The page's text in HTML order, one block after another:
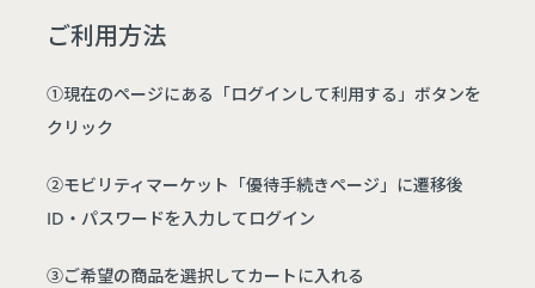
ご利用方法
①現在のページにある「ログインして利用する」ボタンを
クリック
②モビリティマーケット「優待手続きページ」に遷移後
ID・パスワードを入力してログイン
③ご希望の商品を選択してカートに入れる